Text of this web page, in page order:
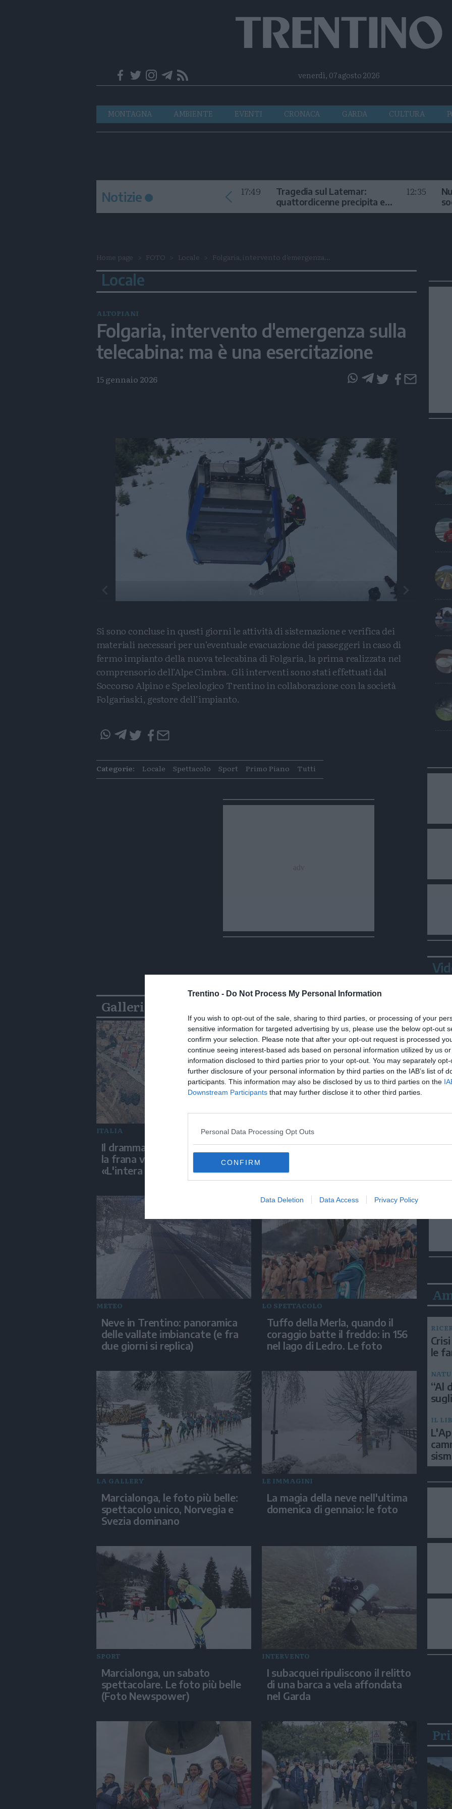
Trentino - Do Not Process My Personal Information
If you wish to opt-out of the sale, sharing to third parties, or processing of your
sensitive information for targeted advertising by us, please use the below opt-out
confirm your selection. Please note that after your opt-out request is processed
continue seeing interest-based ads based on personal information utilized by us
information disclosed to third parties prior to your opt-out. You may separately
further disclosure of your personal information by third parties on the IAB’s list of
participants. This information may also be disclosed by us to third parties on the
Downstream Participants that may further disclose it to other third parties.
Personal Data Processing Opt Outs
CONFIRM
Data Deletion Data Access Privacy Policy
Telegram
RSSvenerdì, 07 agosto 2026
Navigazione
principale
MONTAGNA AMBIENTE EVENTI CRONACA GARDA CULTURA
Notizie 17:49
Tragedia sul Latemar:
quattordicenne precipita e
muore
12:35
Home page FOTO Locale Folgaria, intervento d'emergenza...
Locale
ALTOPIANI
Folgaria, intervento d'emergenza sulla
telecabina: ma è una esercitazione
15 gennaio 2026
1/8
Si sono concluse in questi giorni le attività di sistemazione e verifica dei
materiali necessari per un’eventuale evacuazione dei passeggeri in caso di
fermo impianto della nuova telecabina di Folgaria, la prima realizzata nel
comprensorio dell’Alpe Cimbra. Gli interventi sono stati effettuati dal
Soccorso Alpino e Speleologico Trentino in collaborazione con la società
Folgariaski, gestore dell’impianto.
articolo
su
articolo
su
Categorie: Locale Spettacolo Sport Primo Piano Tutti
Gallerie
ITALIA
Il dramma di Niscemi: continua
la frana verso la piana di Gela:
«L'intera collina sta crollando»
DOLOMITI
Velocità, tradizioni e comunità
METEO
Neve in Trentino: panoramica
delle vallate imbiancate (e fra
due giorni si replica)
LO SPETTACOLO
Tuffo della Merla, quando il
coraggio batte il freddo: in 156
nel lago di Ledro. Le foto
LA GALLERY
Marcialonga, le foto più belle:
spettacolo unico, Norvegia e
Svezia dominano
LE IMMAGINI
La magia della neve nell'ultima
domenica di gennaio: le foto
SPORT
Marcialonga, un sabato
spettacolare. Le foto più belle
(Foto Newspower)
INTERVENTO
I subacquei ripuliscono il relitto
di una barca a vela affondata
nel Garda
le
“Al
IL